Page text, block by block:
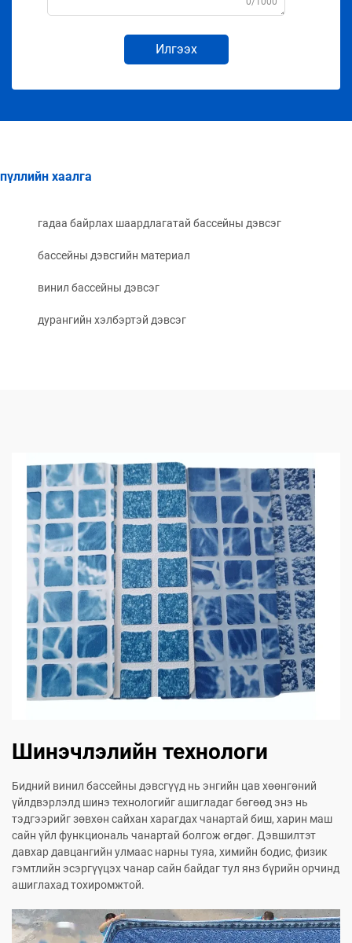
Илгээх
пүллийн хаалга
гадаа байрлах шаардлагатай бассейны дэвсэг
бассейны дэвсгийн материал
винил бассейны дэвсэг
дурангийн хэлбэртэй дэвсэг
Шинэчлэлийн технологи
Бидний винил бассейны дэвсгүүд нь энгийн цав хөөнгөний
үйлдвэрлэлд шинэ технологийг ашигладаг бөгөөд энэ нь
тэдгээрийг зөвхөн сайхан харагдах чанартай биш, харин маш
сайн үйл функциональ чанартай болгож өгдөг. Дэвшилтэт
давхар давцангийн улмаас нарны туяа, химийн бодис, физик
гэмтлийн эсэргүүцэх чанар сайн байдаг тул янз бүрийн орчинд
ашиглахад тохиромжтой.